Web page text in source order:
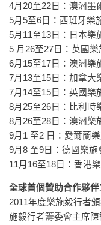
4月20至22日：澳洲墨
5月5至6日：西班牙樂
5月11至13日：日本樂
5 月26至27日：英國樂
6月15至17日：澳洲樂
7月13至15日：加拿大
7月14至15日：英國樂
8月25至26日：比利時
8月26至28日：澳洲樂
9月1 至2 日：愛爾蘭
9月8 至9日：德國樂施
11月16至18日：香港
全球首個贊助合作夥
2011年度樂施毅行者
施毅行者籌委會主席